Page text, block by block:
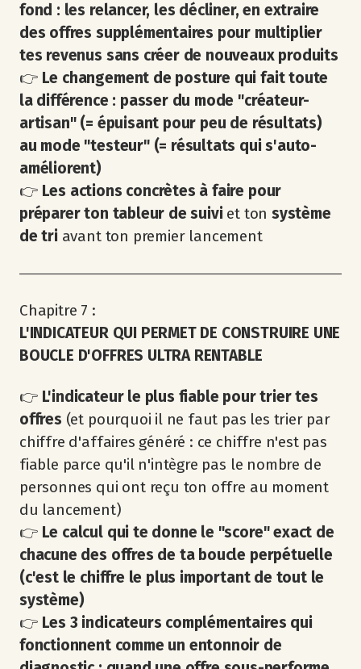
fond : les relancer, les décliner, en extraire
des offres supplémentaires pour multiplier
tes revenus sans créer de nouveaux produits
👉 Le changement de posture qui fait toute
la différence : passer du mode "créateur-
artisan" (= épuisant pour peu de résultats)
au mode "testeur" (= résultats qui s'auto-
améliorent)
👉 Les actions concrètes à faire pour
préparer ton tableur de suivi et ton système
de tri avant ton premier lancement
Chapitre 7 :
L'INDICATEUR QUI PERMET DE CONSTRUIRE UNE
BOUCLE D'OFFRES ULTRA RENTABLE
👉 L'indicateur le plus fiable pour trier tes
offres (et pourquoi il ne faut pas les trier par
chiffre d'affaires généré : ce chiffre n'est pas
fiable parce qu'il n'intègre pas le nombre de
personnes qui ont reçu ton offre au moment
du lancement)
👉 Le calcul qui te donne le "score" exact de
chacune des offres de ta boucle perpétuelle
(c'est le chiffre le plus important de tout le
système)
👉 Les 3 indicateurs complémentaires qui
fonctionnent comme un entonnoir de